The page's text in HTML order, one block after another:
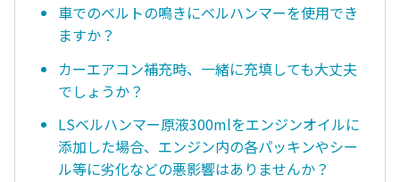
車でのベルトの鳴きにベルハンマーを使用でき
ますか？
カーエアコン補充時、一緒に充填しても大丈夫
でしょうか？
LSベルハンマー原液300mlをエンジンオイルに
添加した場合、エンジン内の各パッキンやシー
ル等に劣化などの悪影響はありませんか？